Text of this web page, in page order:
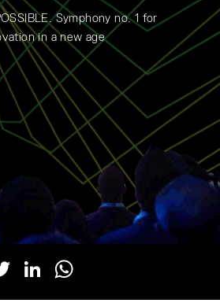
Symphony no. 1 for
in a new age
TwitterLinkedIn